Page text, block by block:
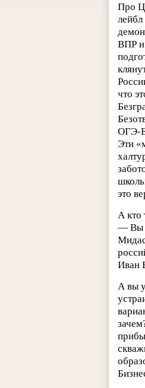
Про
лейбл
ВПР и
что
ОГЭ-
Эти
это
А кто
— Вы
Иван
А вы